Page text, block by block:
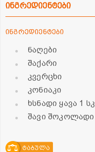
ინგრედიენტები
ინგრედიენტები
ნაღები
შაქარი
კვერცხი
კონიაკი
ხსნადი ყავა 1 სკ
შავი შოკოლადი
ტაბულა